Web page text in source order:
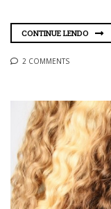
CONTINUE LENDO
2 COMMENTS